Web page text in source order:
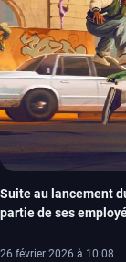
Suite au lancement
partie de ses
26 février 2026 à 10:08